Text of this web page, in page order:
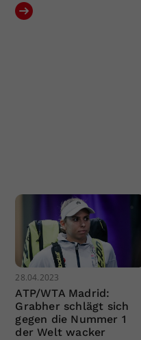
28.04.2023
ATP/WTA Madrid:
Grabher schlägt sich
gegen die Nummer 1
der Welt wacker